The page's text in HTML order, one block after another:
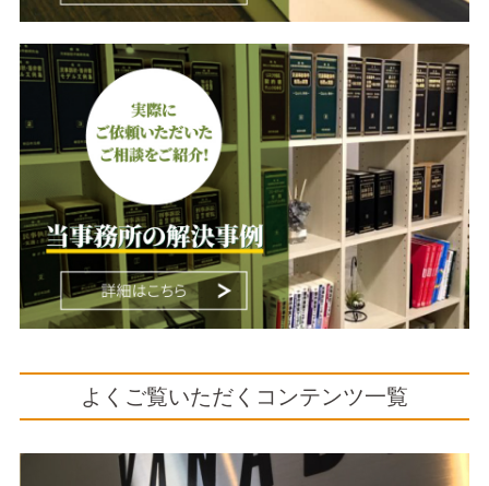
よくご覧いただくコンテンツ一覧